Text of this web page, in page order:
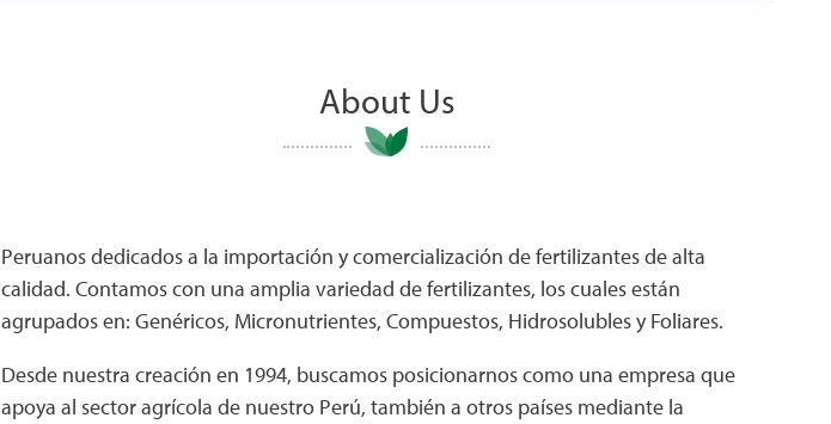
About Us
Peruanos dedicados a la importación y comercialización de fertilizantes de alta
calidad. Contamos con una amplia variedad de fertilizantes, los cuales están
agrupados en: Genéricos, Micronutrientes, Compuestos, Hidrosolubles y Foliares.
Desde nuestra creación en 1994, buscamos posicionarnos como una empresa que
apoya al sector agrícola de nuestro Perú, también a otros países mediante la